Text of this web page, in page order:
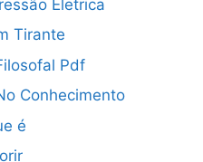
Eletrica
Tirante
Pdf
Conhecimento
é